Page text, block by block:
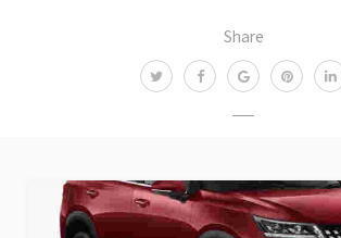
Share